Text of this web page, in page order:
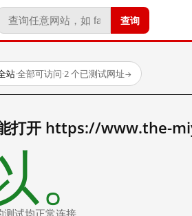
查询
站·全部可访问·2 个已测试网址→
打开 https://www.the-
试均正常连接。